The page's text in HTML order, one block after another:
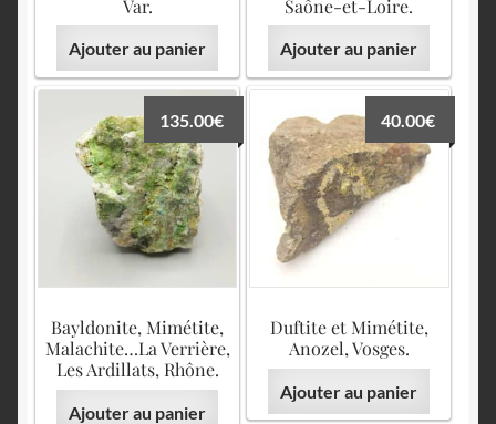
Var.
Ajouter au panier
Saône-et-Loire.
Ajouter au panier
Bayldonite, Mimétite,
Malachite…La Verrière,
Les Ardillats, Rhône.
135.00€
Ajouter au panier
Duftite et Mimétite,
Anozel, Vosges.
40.00€
Ajouter au panier